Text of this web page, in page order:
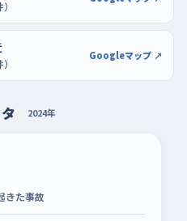
Googleマップ ↗
2024年
きた事故